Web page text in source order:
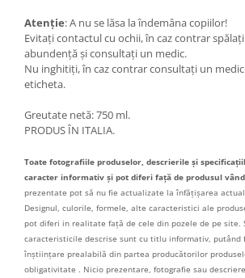
Atenție: A nu se lăsa la îndemâna copiilor!
Evitați contactul cu ochii, în caz contrar
abundență și consultați un medic.
Nu inghitiți, în caz contrar consultați un
eticheta.
Greutate netă: 750 ml.
PRODUS ÎN ITALIA.
Toate fotografiile produselor, descrierile și
caracter informativ și pot diferi față de produsul
prezentate pot să nu fie actualizate la înfățișarea
Designul, culorile, formele, alte caracteristici ale
pot diferi in realitate față de cele din pozele de pe site.
caracteristicile descrise sunt cu titlu informativ, putând
înștiințare prealabilă din partea producătorilor
obligativitate . Nicio prezentare, fotografie sau